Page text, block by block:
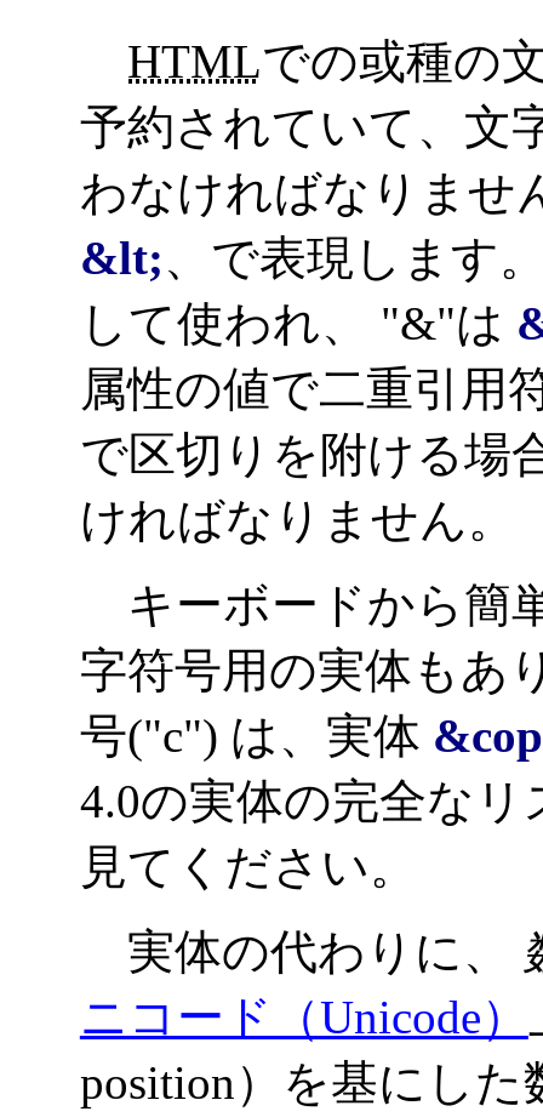
HTMLでの或種の
予約されていて、文
わなければなりませ
&lt;、で表現します
して使われ、 "&"は
属性の値で二重引用
で区切りを附ける場
ければなりません。
キーボードから簡
字符号用の実体もあ
号("c") は、実体
4.0の実体の完全な
見てください。
実体の代わりに、
ニコード（Unicode）
position）を基にし